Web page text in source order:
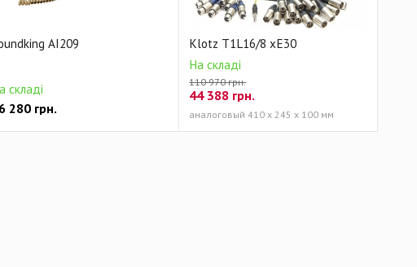
AI209
складі
280грн.
Klotz T1L16/8 xE30
На складі
110 970 грн.
44 388 грн.
аналоговый 410 х 245 х 100 мм